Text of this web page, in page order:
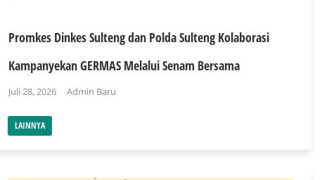
Promkes Dinkes Sulteng dan Polda Sulteng Kolaborasi
Kampanyekan GERMAS Melalui Senam Bersama
Juli 28, 2026 Admin Baru
LAINNYA